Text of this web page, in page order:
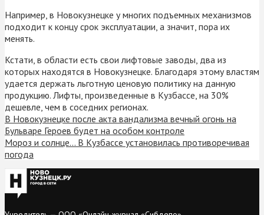
Например, в Новокузнецке у многих подъемных механизмов
подходит к концу срок эксплуатации, а значит, пора их
менять.
Кстати, в области есть свои лифтовые заводы, два из
которых находятся в Новокузнецке. Благодаря этому властям
удается держать льготную ценовую политику на данную
продукцию. Лифты, произведенные в Кузбассе, на 30%
дешевле, чем в соседних регионах.
В Новокузнецке после акта вандализма вечный огонь на
Бульваре Героев будет на особом контроле
Мороз и солнце… В Кузбассе установилась противоречивая
погода